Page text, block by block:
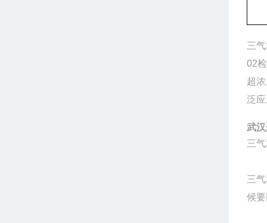
三
02
超
泛
武
三
三
候